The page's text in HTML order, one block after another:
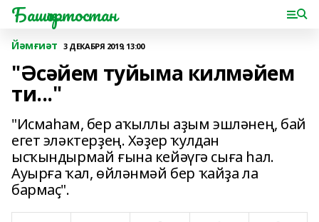
Башҡортостан
Йәмғиәт 3 ДЕКАБРЯ 2019, 13:00
"Әсәйем туйыма килмәйем
ти..."
"Исмаһам, бер аҡыллы аҙым эшләнең, бай
егет эләктерҙең. Хәҙер ҡулдан
ысҡындырмай ғына кейәүгә сыға һал.
Ауырға ҡал, өйләнмәй бер ҡайҙа ла
бармаҫ".